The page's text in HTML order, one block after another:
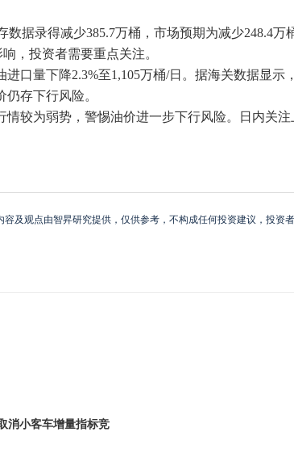
据录得减少385.7万桶，市场预期为减少248.4
，投资者需要重点关注。
口量下降2.3%至1,105万桶/日。据海关数据显示
存下行风险。
较为弱势，警惕油价进一步下行风险。日内关注
容及观点由智昇研究提供，仅供参考，不构成任何投资建议，投资
消小客车增量指标竞